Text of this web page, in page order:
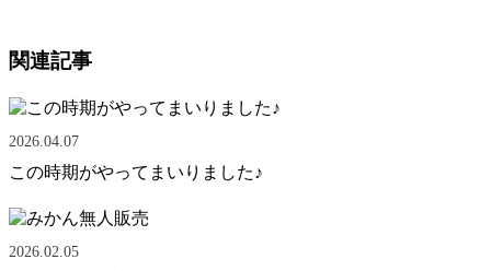
関連記事
2026.04.07
この時期がやってまいりました♪
2026.02.05